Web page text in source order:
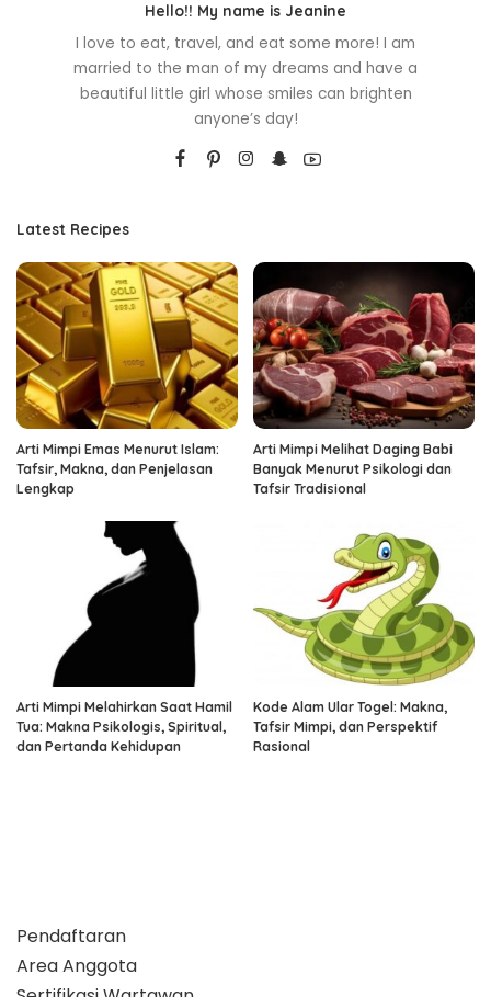
Hello!! My name is Jeanine
I love to eat, travel, and eat some more! I am
married to the man of my dreams and have a
beautiful little girl whose smiles can brighten
anyone’s day!
Latest Recipes
Arti Mimpi Emas Menurut Islam:
Tafsir, Makna, dan Penjelasan
Lengkap
Arti Mimpi Melihat Daging Babi
Banyak Menurut Psikologi dan
Tafsir Tradisional
Arti Mimpi Melahirkan Saat Hamil
Tua: Makna Psikologis, Spiritual,
dan Pertanda Kehidupan
Kode Alam Ular Togel: Makna,
Tafsir Mimpi, dan Perspektif
Rasional
Pendaftaran
Area Anggota